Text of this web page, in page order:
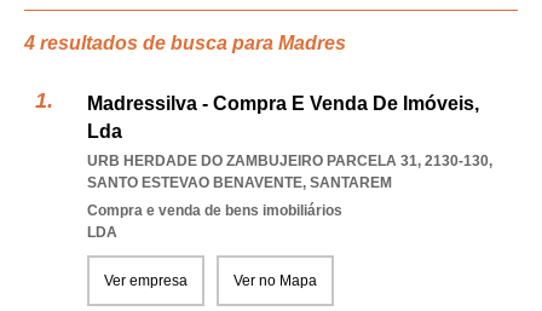
4 resultados de busca para Madres
Madressilva - Compra E Venda De Imóveis,
Lda
URB HERDADE DO ZAMBUJEIRO PARCELA 31, 2130-130,
SANTO ESTEVAO BENAVENTE, SANTAREM
Compra e venda de bens imobiliários
LDA
Ver empresa Ver no Mapa